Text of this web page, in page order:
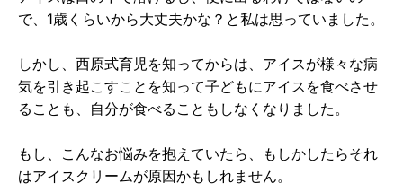
で、1歳くらいから大丈夫かな？と私は思っていました。
しかし、西原式育児を知ってからは、アイスが様々な病
気を引き起こすことを知って子どもにアイスを食べさせ
ることも、自分が食べることもしなくなりました。
もし、こんなお悩みを抱えていたら、もしかしたらそれ
はアイスクリームが原因かもしれません。